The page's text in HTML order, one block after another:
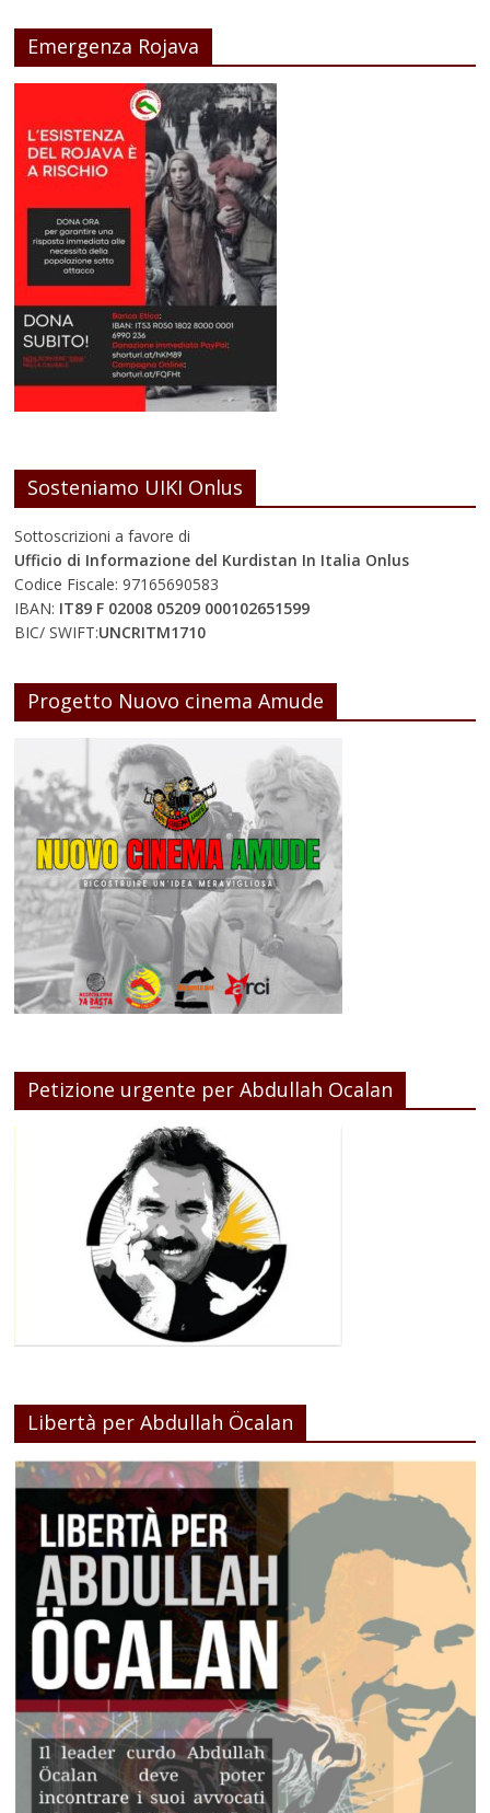
Emergenza Rojava
Sosteniamo UIKI Onlus
Sottoscrizioni a favore di
Ufficio di Informazione del Kurdistan In Italia Onlus
Codice Fiscale: 97165690583
IBAN: IT89 F 02008 05209 000102651599
BIC/ SWIFT:UNCRITM1710
Progetto Nuovo cinema Amude
Petizione urgente per Abdullah Ocalan
Libertà per Abdullah Öcalan